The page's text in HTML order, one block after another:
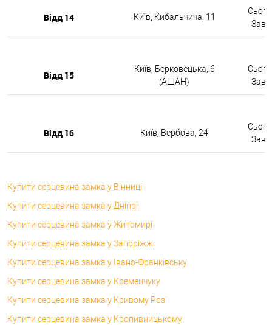
Відд 14 Київ, Кибальчича, 11
Відд 15
Київ, Берковецька, 6
(АШАН)
Відд 16 Київ, Вербова, 24
Купити серцевина замка у Вінниці
Купити серцевина замка у Дніпрі
Купити серцевина замка у Житомирі
Купити серцевина замка у Запоріжжі
Купити серцевина замка у Івано-Франківську
Купити серцевина замка у Кременчуку
Купити серцевина замка у Кривому Розі
Купити серцевина замка у Кропивницькому